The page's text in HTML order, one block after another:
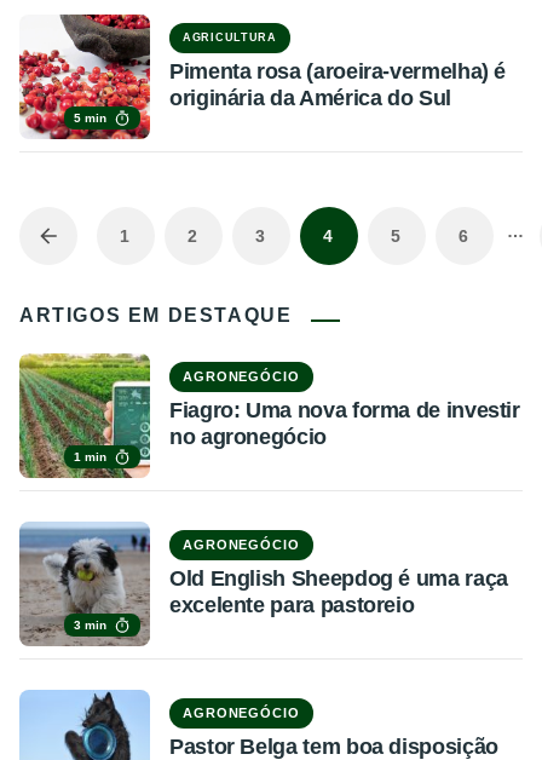
5 min
AGRICULTURA
Pimenta rosa (aroeira-vermelha) é
originária da América do Sul
1 2 3 4 5 6 …
ARTIGOS EM DESTAQUE
1 min
AGRONEGÓCIO
Fiagro: Uma nova forma de investir
no agronegócio
3 min
AGRONEGÓCIO
Old English Sheepdog é uma raça
excelente para pastoreio
AGRONEGÓCIO
Pastor Belga tem boa disposição